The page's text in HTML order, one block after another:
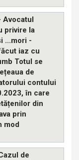
Avocatul
privire la
...mori -
iaz cu
Totul se
de
contului
în care
din
prin
mod
de